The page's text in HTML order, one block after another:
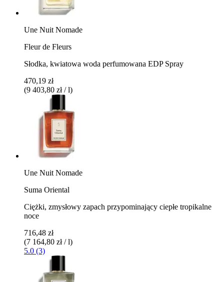
Une Nuit Nomade
Fleur de Fleurs
Słodka, kwiatowa woda perfumowana EDP Spray
470,19 zł
(9 403,80 zł / l)
Une Nuit Nomade
Suma Oriental
Ciężki, zmysłowy zapach przypominający ciepłe tropikalne
noce
716,48 zł
(7 164,80 zł / l)
5.0 (3)